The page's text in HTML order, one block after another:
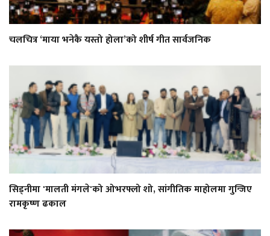
चलचित्र ‘माया भनेकै यस्तो होला’को शीर्ष गीत सार्वजनिक
सिड्नीमा 'मालती मंगले'को ओभरफ्लो शो, सांगीतिक माहोलमा गुन्जिए
रामकृष्ण ढकाल